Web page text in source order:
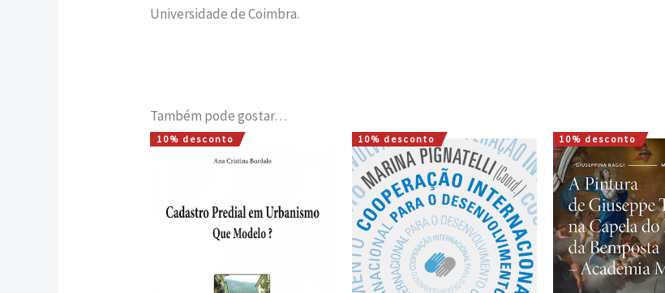
Universidade de Coimbra.
Também pode gostar…
10% desconto
O
preço
20,00 €.
O
preço
18,00 €.
10% desconto
O
preço
original
era:
16,00 €.
O
preço
atual
é:
14,40 €.
10% desconto
O
preço
original
era:
10,00 €.
O
preço
é:
9,00 €.